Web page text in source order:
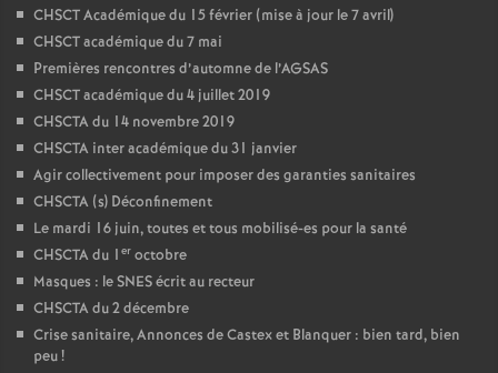
CHSCT Académique du 15 février (mise à jour le 7 avril)
CHSCT académique du 7 mai
Premières rencontres d’automne de l’AGSAS
CHSCT académique du 4 juillet 2019
CHSCTA du 14 novembre 2019
CHSCTA inter académique du 31 janvier
Agir collectivement pour imposer des garanties sanitaires
CHSCTA (s) Déconfinement
Le mardi 16 juin, toutes et tous mobilisé-es pour la santé
CHSCTA du 1 er octobre
Masques : le SNES écrit au recteur
CHSCTA du 2 décembre
Crise sanitaire, Annonces de Castex et Blanquer : bien tard, bien
peu!